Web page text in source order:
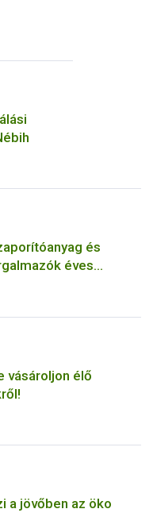
és
éves
vásároljon élő
a jövőben az öko